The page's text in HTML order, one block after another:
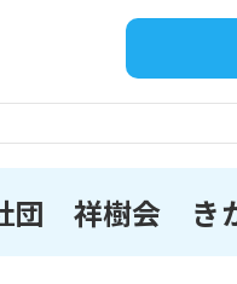
団 祥樹会 き